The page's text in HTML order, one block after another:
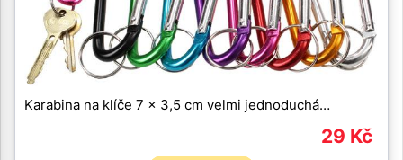
Karabina na klíče 7 x 3,5 cm velmi jednoduchá…
29 Kč